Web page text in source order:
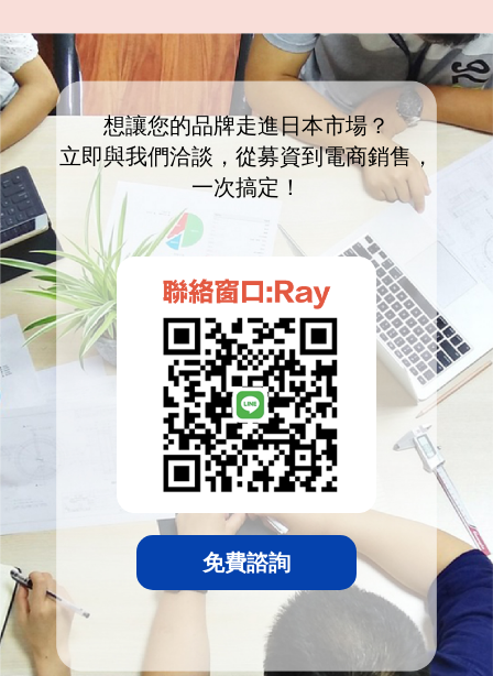
想讓您的品牌走進日本市場？
立即與我們洽談，從募資到電商銷售，
一次搞定！
免費諮詢